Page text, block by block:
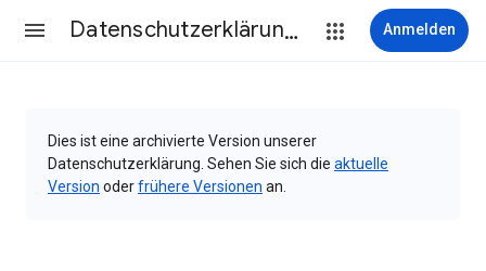
Datenschutzerklärung & Nutzungsbedingungen Anmelden
Dies ist eine archivierte Version unserer
Datenschutzerklärung. Sehen Sie sich die aktuelle
Version oderfrühere Versionen an.